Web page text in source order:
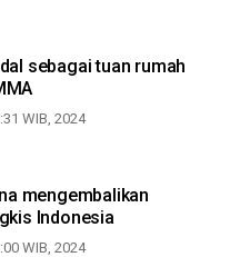
sebagai tuan rumah
WIB, 2024
mengembalikan
Indonesia
WIB, 2024